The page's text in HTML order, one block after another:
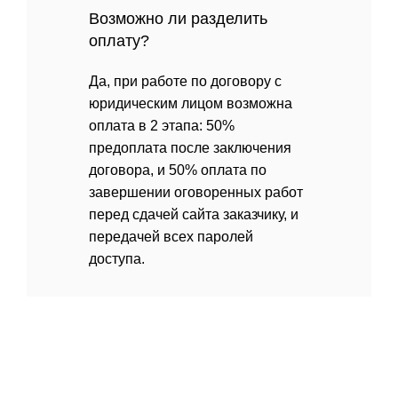
Возможно ли разделить
оплату?
Да, при работе по договору с
юридическим лицом возможна
оплата в 2 этапа: 50%
предоплата после заключения
договора, и 50% оплата по
завершении оговоренных работ
перед сдачей сайта заказчику, и
передачей всех паролей
доступа.